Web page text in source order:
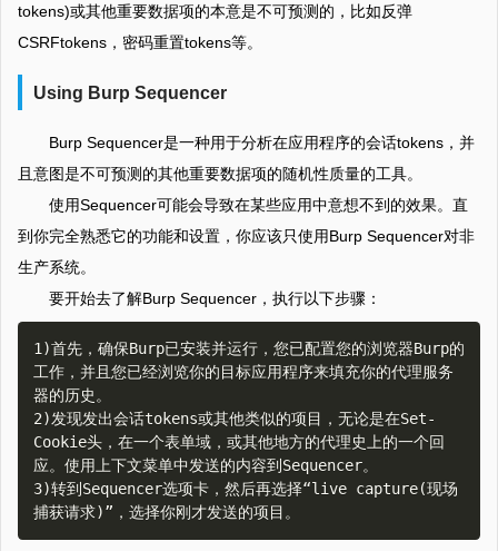
tokens)或其他重要数据项的本意是不可预测的，比如反弹
CSRFtokens，密码重置tokens等。
Using Burp Sequencer
Burp Sequencer是一种用于分析在应用程序的会话tokens，并
且意图是不可预测的其他重要数据项的随机性质量的工具。
使用Sequencer可能会导致在某些应用中意想不到的效果。直
到你完全熟悉它的功能和设置，你应该只使用Burp Sequencer对非
生产系统。
要开始去了解Burp Sequencer，执行以下步骤：
1)首先，确保Burp已安装并运行，您已配置您的浏览器Burp的
工作，并且您已经浏览你的目标应用程序来填充你的代理服务
器的历史。
2)发现发出会话tokens或其他类似的项目，无论是在Set-
Cookie头，在一个表单域，或其他地方的代理史上的一个回
应。使用上下文菜单中发送的内容到Sequencer。
3)转到Sequencer选项卡，然后再选择“live capture(现场